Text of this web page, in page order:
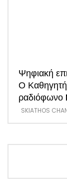
Ψηφιακή
Ο
ραδιόφωνο
SKIATHOS